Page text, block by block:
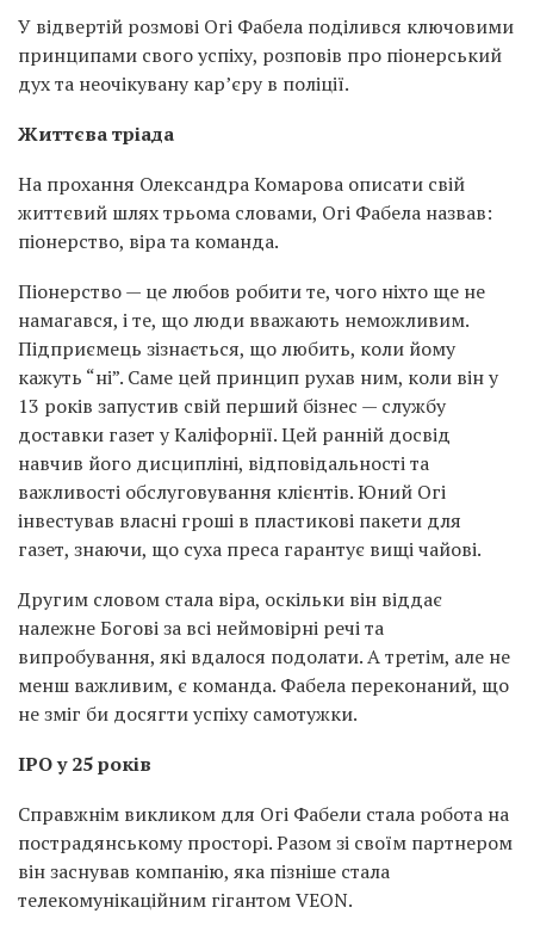
У відвертій розмові Огі Фабела поділився ключовими
принципами свого успіху, розповів про піонерський
дух та неочікувану кар’єру в поліції.
Життєва тріада
На прохання Олександра Комарова описати свій
життєвий шлях трьома словами, Огі Фабела назвав:
піонерство, віра та команда.
Піонерство — це любов робити те, чого ніхто ще не
намагався, і те, що люди вважають неможливим.
Підприємець зізнається, що любить, коли йому
кажуть “ні”. Саме цей принцип рухав ним, коли він у
13 років запустив свій перший бізнес — службу
доставки газет у Каліфорнії. Цей ранній досвід
навчив його дисципліні, відповідальності та
важливості обслуговування клієнтів. Юний Огі
інвестував власні гроші в пластикові пакети для
газет, знаючи, що суха преса гарантує вищі чайові.
Другим словом стала віра, оскільки він віддає
належне Богові за всі неймовірні речі та
випробування, які вдалося подолати. А третім, але не
менш важливим, є команда. Фабела переконаний, що
не зміг би досягти успіху самотужки.
IPO у 25 років
Справжнім викликом для Огі Фабели стала робота на
пострадянському просторі. Разом зі своїм партнером
він заснував компанію, яка пізніше стала
телекомунікаційним гігантом VEON.